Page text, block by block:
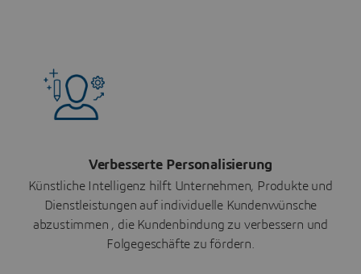
Verbesserte Personalisierung
Künstliche Intelligenz hilft Unternehmen, Produkte und
Dienstleistungen auf individuelle Kundenwünsche
abzustimmen , die Kundenbindung zu verbessern und
Folgegeschäfte zu fördern.